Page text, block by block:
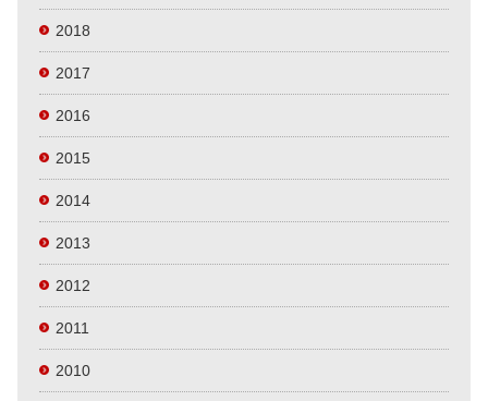
2018
2017
2016
2015
2014
2013
2012
2011
2010